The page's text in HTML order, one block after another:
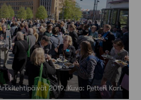
2019. Kuva: Petteri Kari.